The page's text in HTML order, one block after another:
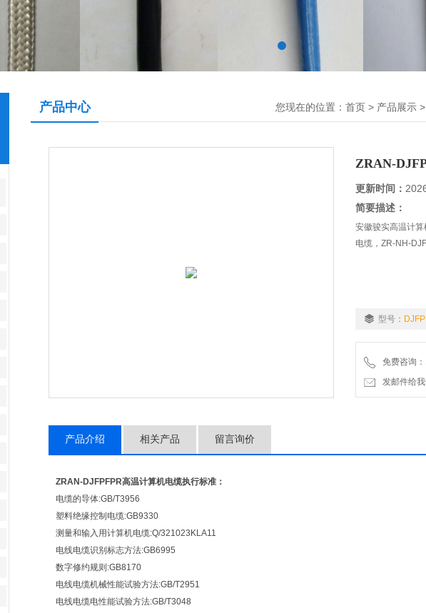
产品中心 您现在的位置： 首页 > 产品展示
ZRAN-
更新时间：
简要描述：
安徽骏实高温计
电缆，ZR-NH-
型号：
免费咨询
发邮件给我
产品介绍 相关产品 留言询价
ZRAN-DJFPFPR高温计算机电缆执行标准：
电缆的导体:GB/T3956
塑料绝缘控制电缆:GB9330
测量和输入用计算机电缆:Q/321023KLA11
电线电缆识别标志方法:GB6995
数字修约规则:GB8170
电线电缆机械性能试验方法:GB/T2951
电线电缆电性能试验方法:GB/T3048